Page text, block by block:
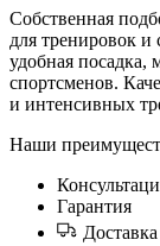
Собственная
для тренировок
удобная посадка,
спортсменов.
и интенсивных
Наши
Гарантия
Доставка